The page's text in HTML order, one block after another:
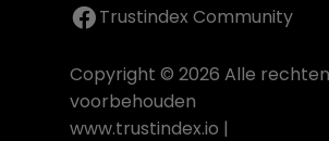
Trustindex Community
Copyright © 2026 Alle rechten
voorbehouden
www.trustindex.io |